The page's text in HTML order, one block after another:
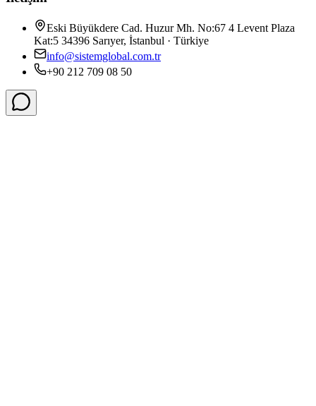
Eski Büyükdere Cad. Huzur Mh. No:67 4 Levent Plaza
Kat:5 34396 Sarıyer, İstanbul · Türkiye
info@sistemglobal.com.tr
+90 212 709 08 50